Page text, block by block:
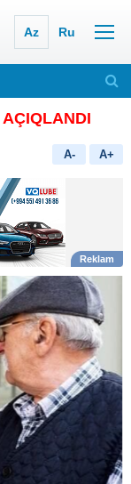
Az Ru
AÇIQLANDI
A- A+